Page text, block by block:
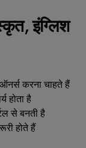
इंग्लिश
ऑनर्स करना चाहते हैं
होता है
से बनती है
होते हैं